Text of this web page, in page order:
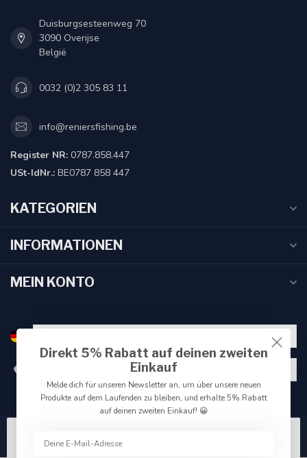
Duisburgsesteenweg 70
3090 Overijse
België
0032 (0)2 305 83 11
info@reniersfishing.be
Register NR: 0787.858.447
USt-IdNr.: BE0787 858 447
KATEGORIEN
INFORMATIONEN
MEIN KONTO
€
Direkt 5% Rabatt auf deinen zweiten
Einkauf
Melde dich für unseren Newsletter an, um über unsere neuen
Produkte auf dem Laufenden zu bleiben, und erhalte 5% Rabatt
auf deinen zweiten Einkauf! 😀